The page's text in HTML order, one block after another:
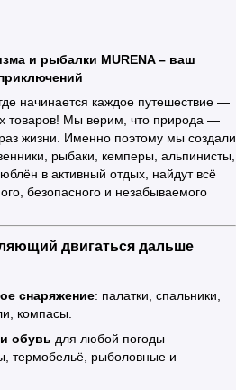
и рыбалки MURENA – ваш
начинается каждое путешествие —
товаров! Мы верим, что природа —
жизни. Именно поэтому мы создали
рыбаки, кемперы, альпинисты,
в активный отдых, найдут всё
безопасного и незабываемого
двигаться дальше
снаряжение: палатки, спальники,
компасы.
обувь для любой погоды —
термобельё, рыболовные и